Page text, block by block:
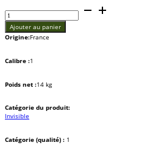
de
Pommes
Ariane
Rouge
BIO
Ajouter au panier
Origine:France
Calibre :1
Poids net :14 kg
Catégorie du produit:
Invisible
Catégorie (qualité) : 1